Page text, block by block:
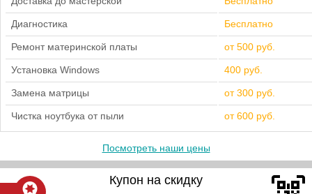
Диагностика Бесплатно
Ремонт материнской платы от 500 руб.
Установка Windows 400 руб.
Замена матрицы от 300 руб.
Чистка ноутбука от пыли от 600 руб.
Посмотреть наши цены
Купон на скидку